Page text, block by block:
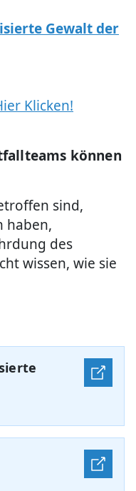
Gewalt der
Klicken!
können
sind,
haben,
des
wissen, wie sie